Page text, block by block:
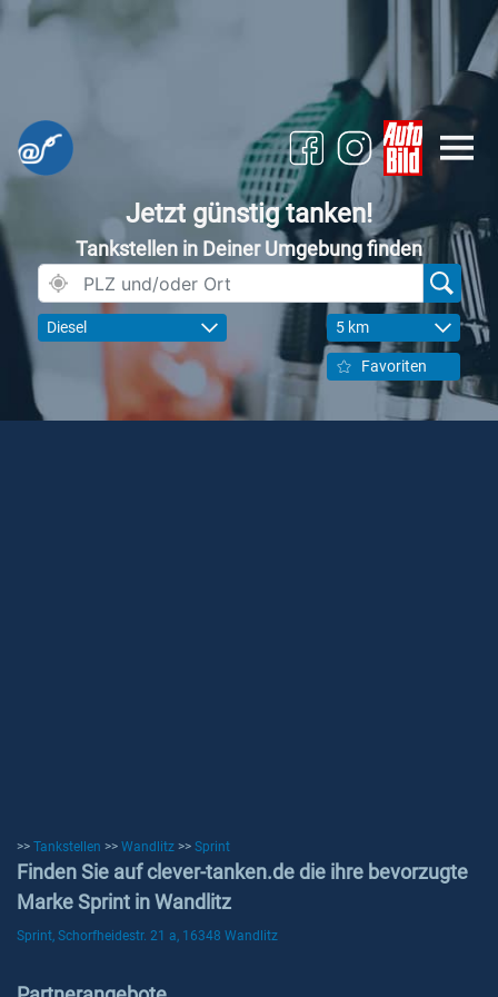
Jetzt günstig tanken!
Tankstellen in Deiner Umgebung finden
Diesel 5 km
Favoriten
>> Tankstellen >> Wandlitz >> Sprint
Finden Sie auf clever-tanken.de die ihre bevorzugte
Marke Sprint in Wandlitz
Sprint, Schorfheidestr. 21 a, 16348 Wandlitz